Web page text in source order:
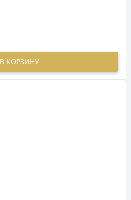
В КОРЗИНУ